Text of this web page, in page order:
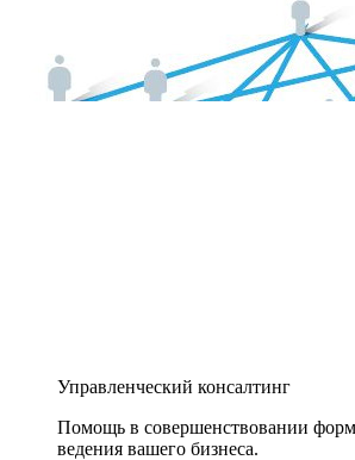
Управленческий консалтинг
Помощь в совершенствовании
ведения вашего бизнеса.